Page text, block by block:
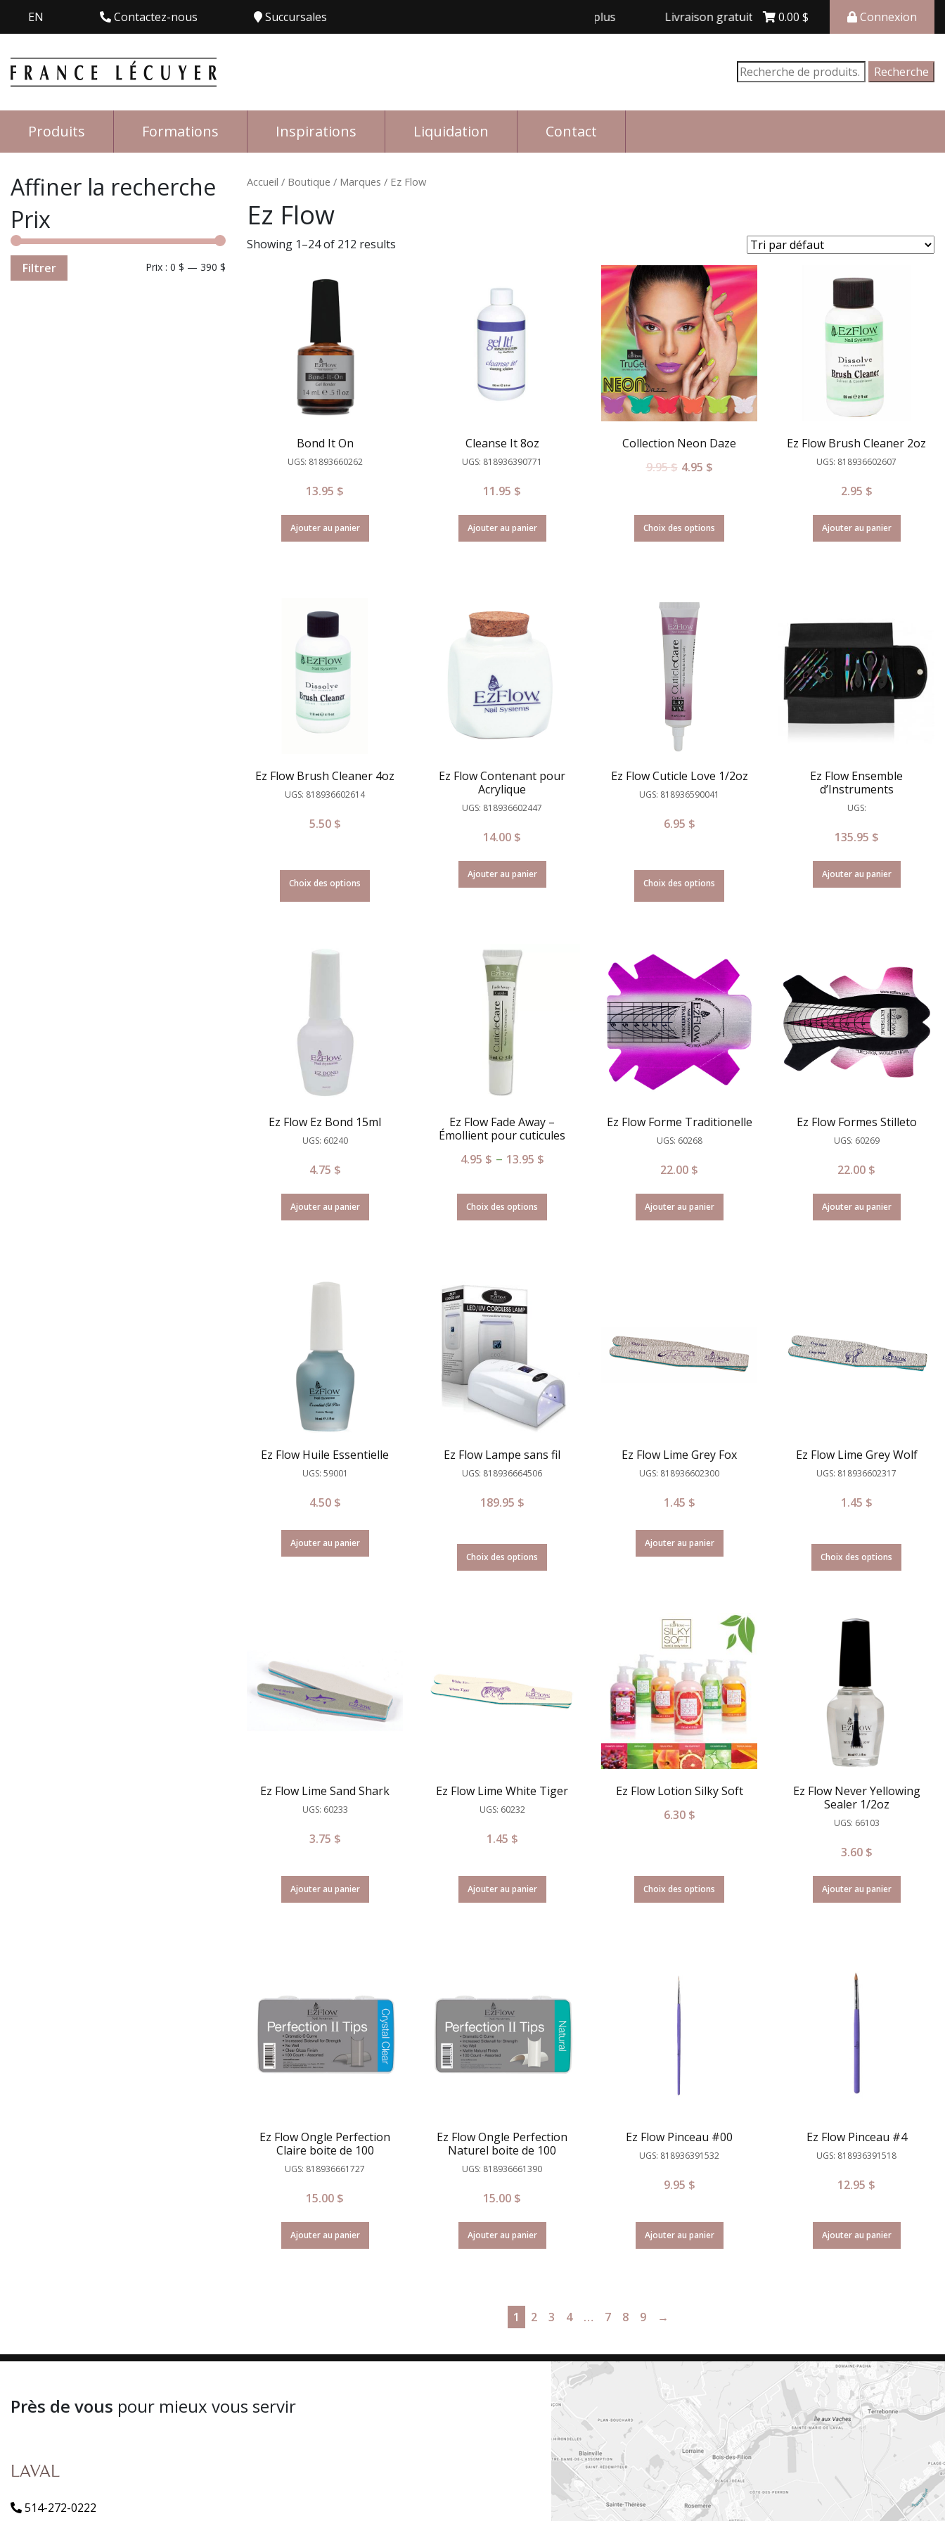
EN Contactez-nous Succursales Livraison gratuite avec achat de 150$ et plus
0.00 $ Connexion
Recherche
pour :
Recherche
Produits Formations Inspirations Liquidation Contact
Affiner la recherche
Prix
Filtrer Prix : 0 $ — 390 $
Accueil / Boutique / Marques / Ez Flow
Ez Flow
Showing 1–24 of 212 results
Bond It On
UGS: 81893660262
13.95 $
Ajouter au panier
Cleanse It 8oz
UGS: 818936390771
11.95 $
Ajouter au panier
Collection Neon Daze
9.95$ 4.95 $
Choix des options
Ez Flow Brush Cleaner 2oz
UGS: 818936602607
2.95 $
Ajouter au panier
Ez Flow Brush Cleaner 4oz
UGS: 818936602614
5.50 $
Choix des options
Ez Flow Contenant pour
Acrylique
UGS: 818936602447
14.00 $
Ajouter au panier
Ez Flow Cuticle Love 1/2oz
UGS: 818936590041
6.95 $
Choix des options
Ez Flow Ensemble
d’Instruments
UGS:
135.95 $
Ajouter au panier
Ez Flow Ez Bond 15ml
UGS: 60240
4.75 $
Ajouter au panier
Ez Flow Fade Away –
Émollient pour cuticules
4.95 $ – 13.95 $
Choix des options
Ez Flow Forme Traditionelle
UGS: 60268
22.00 $
Ajouter au panier
Ez Flow Formes Stilleto
UGS: 60269
22.00 $
Ajouter au panier
Ez Flow Huile Essentielle
UGS: 59001
4.50 $
Ajouter au panier
Ez Flow Lampe sans fil
UGS: 818936664506
189.95 $
Choix des options
Ez Flow Lime Grey Fox
UGS: 818936602300
1.45 $
Ajouter au panier
Ez Flow Lime Grey Wolf
UGS: 818936602317
1.45 $
Choix des options
Ez Flow Lime Sand Shark
UGS: 60233
3.75 $
Ajouter au panier
Ez Flow Lime White Tiger
UGS: 60232
1.45 $
Ajouter au panier
Ez Flow Lotion Silky Soft
6.30 $
Choix des options
Ez Flow Never Yellowing
Sealer 1/2oz
UGS: 66103
3.60 $
Ajouter au panier
Ez Flow Ongle Perfection
Claire boite de 100
UGS: 818936661727
15.00 $
Ajouter au panier
Ez Flow Ongle Perfection
Naturel boite de 100
UGS: 818936661390
15.00 $
Ajouter au panier
Ez Flow Pinceau #00
UGS: 818936391532
9.95 $
Ajouter au panier
Ez Flow Pinceau #4
UGS: 818936391518
12.95 $
Ajouter au panier
1 2 3 4 … 7 8 9 →
Près de vous pour mieux vous servir
LAVAL
514-272-0222